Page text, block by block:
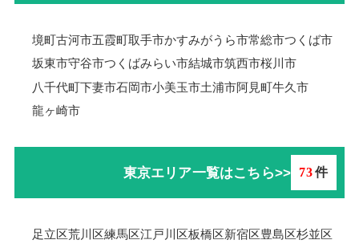
境町古河市五霞町取手市かすみがうら市常総市つくば市
坂東市守谷市つくばみらい市結城市筑西市桜川市
八千代町下妻市石岡市小美玉市土浦市阿見町牛久市
龍ヶ崎市
東京エリア一覧はこちら>> 73件
足立区荒川区練馬区江戸川区板橋区新宿区豊島区杉並区